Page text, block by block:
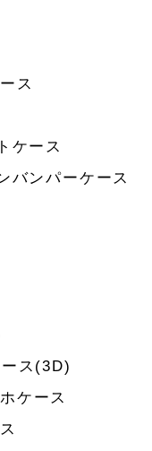
ス
ケース
バンパーケース
ス(3D)
ケース